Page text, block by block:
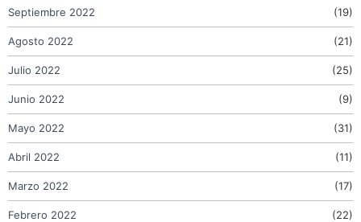
Septiembre 2022 (19)
Agosto 2022 (21)
Julio 2022 (25)
Junio 2022 (9)
Mayo 2022 (31)
Abril 2022 (11)
Marzo 2022 (17)
Febrero 2022 (22)